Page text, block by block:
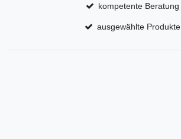
kompetente Beratung
ausgewählte Produkte